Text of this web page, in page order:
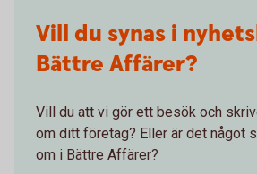
Vill du synas i
Bättre Affärer?
Vill du att vi gör ett besök och
om ditt företag? Eller är det något
om i Bättre Affärer?